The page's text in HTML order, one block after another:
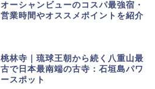
オーシャンビューのコスパ最強宿・
営業時間やオススメポイントを紹介
桃林寺｜琉球王朝から続く八重山最
古で日本最南端の古寺：石垣島パワ
ースポット